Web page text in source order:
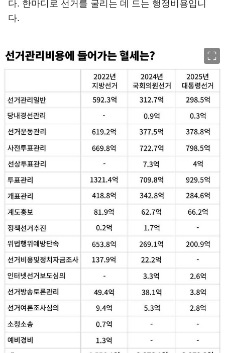
다. 한마디로 선거를 굴리는 데 드는 행정비용입니
다.